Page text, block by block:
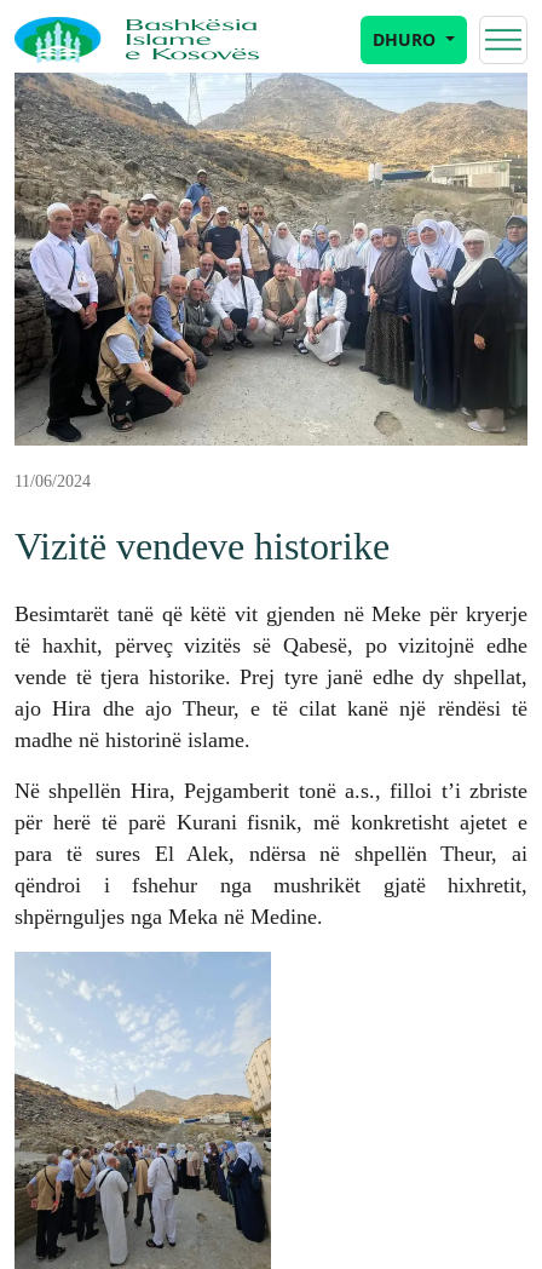
DHURO
11/06/2024
Vizitë vendeve historike
Besimtarët tanë që këtë vit gjenden në Meke për kryerje
të haxhit, përveç vizitës së Qabesë, po vizitojnë edhe
vende të tjera historike. Prej tyre janë edhe dy shpellat,
ajo Hira dhe ajo Theur, e të cilat kanë një rëndësi të
madhe në historinë islame.
Në shpellën Hira, Pejgamberit tonë a.s., filloi t’i zbriste
për herë të parë Kurani fisnik, më konkretisht ajetet e
para të sures El Alek, ndërsa në shpellën Theur, ai
qëndroi i fshehur nga mushrikët gjatë hixhretit,
shpërnguljes nga Meka në Medine.